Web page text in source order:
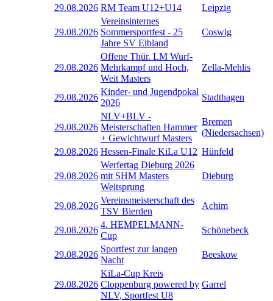
29.08.2026 RM Team U12+U14 Leipzig
29.08.2026
Vereinsinternes
Sommersportfest - 25
Jahre SV Elbland
Coswig
29.08.2026
Offene Thür. LM Wurf-
Mehrkampf und Hoch,
Weit Masters
Zella-Mehlis
29.08.2026
Kinder- und Jugendpokal
2026
Stadthagen
29.08.2026
NLV+BLV -
Meisterschaften Hammer
+ Gewichtwurf Masters
Bremen
(Niedersachsen)
29.08.2026 Hessen-Finale KiLa U12 Hünfeld
29.08.2026
Werfertag Dieburg 2026
mit SHM Masters
Weitsprung
Dieburg
29.08.2026
Vereinsmeisterschaft des
TSV Bierden
Achim
29.08.2026
4. HEMPELMANN-
Cup
Schönebeck
29.08.2026
Sportfest zur langen
Nacht
Beeskow
29.08.2026
KiLa-Cup Kreis
Cloppenburg powered by
NLV, Sportfest U8
Garrel